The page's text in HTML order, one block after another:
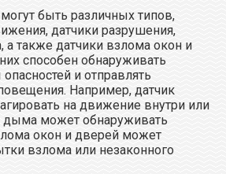
быть различных типов,
датчики разрушения,
а также датчики взлома окон и
способен обнаруживать
и отправлять
Например, датчик
на движение внутри или
дыма может обнаруживать
окон и дверей может
взлома или незаконного